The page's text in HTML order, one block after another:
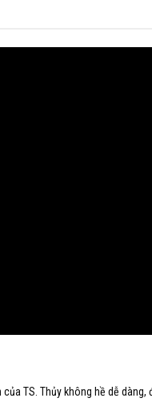
TS. Thủy không hề dễ